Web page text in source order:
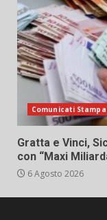
Comunicati Stampa
Gratta e Vinci,
con “Maxi
6 Agosto 2026